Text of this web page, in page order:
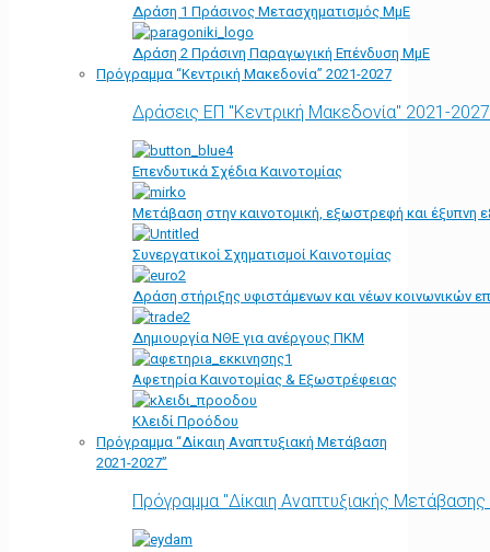
Δράση 1 Πράσινος Μετασχηματισμός ΜμΕ
Δράση 2 Πράσινη Παραγωγική Επένδυση ΜμΕ
Πρόγραμμα “Κεντρική Μακεδονία” 2021-2027
Δράσεις ΕΠ "Κεντρική Μακεδονία" 2021-2027
Επενδυτικά Σχέδια Καινοτομίας
Μετάβαση στην καινοτομική, εξωστρεφή και έξυπνη
Συνεργατικοί Σχηματισμοί Καινοτομίας
Δράση στήριξης υφιστάμενων και νέων κοινωνικών
Δημιουργία ΝΘΕ για ανέργους ΠΚΜ
Αφετηρία Kαινοτομίας & Εξωστρέφειας
Κλειδί Προόδου
Πρόγραμμα “Δίκαιη Αναπτυξιακή Μετάβαση
2021-2027”
Πρόγραμμα "Δίκαιη Αναπτυξιακής